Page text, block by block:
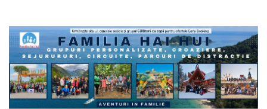
The form you have selected does not exist.